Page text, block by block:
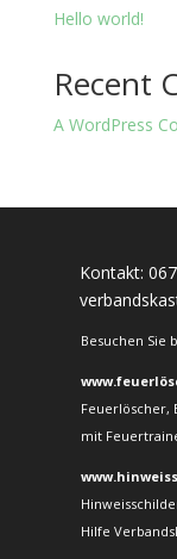
Hello world!
Recent
A WordPress
Kontakt:
Besuchen Sie
Feuerlöscher,
mit
Hilfe